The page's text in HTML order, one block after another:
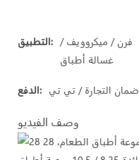
التطبيق: فرن / ميكروويف /
غسالة أطباق
الدفع: ضمان التجارة / تي تي
وصف الفيديو